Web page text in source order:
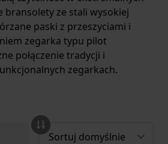
bransolety ze stali wysokiej
paski z przeszyciami i
zegarka typu pilot
połączenie tradycji i
zegarkach.